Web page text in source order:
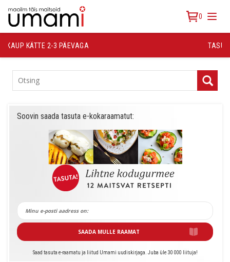
0
TASUTA TRANSPORT ALATES 30 €
TOOTEKATEGOORIAD
Soovin saada tasuta e-kokaraamatut:
SAADA MULLE RAAMAT
Saad tasuta e-raamatu ja liitud Umami uudiskirjaga. Juba üle 30 000 liituja!